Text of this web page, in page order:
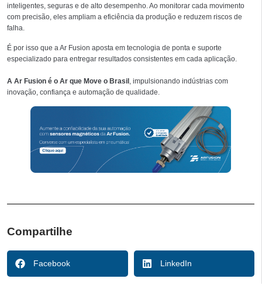
inteligentes, seguras e de alto desempenho. Ao monitorar cada movimento
com precisão, eles ampliam a eficiência da produção e reduzem riscos de
falha.
É por isso que a Ar Fusion aposta em tecnologia de ponta e suporte
especializado para entregar resultados consistentes em cada aplicação.
A Ar Fusion é o Ar que Move o Brasil , impulsionando indústrias com
inovação, confiança e automação de qualidade.
Compartilhe
Facebook LinkedIn